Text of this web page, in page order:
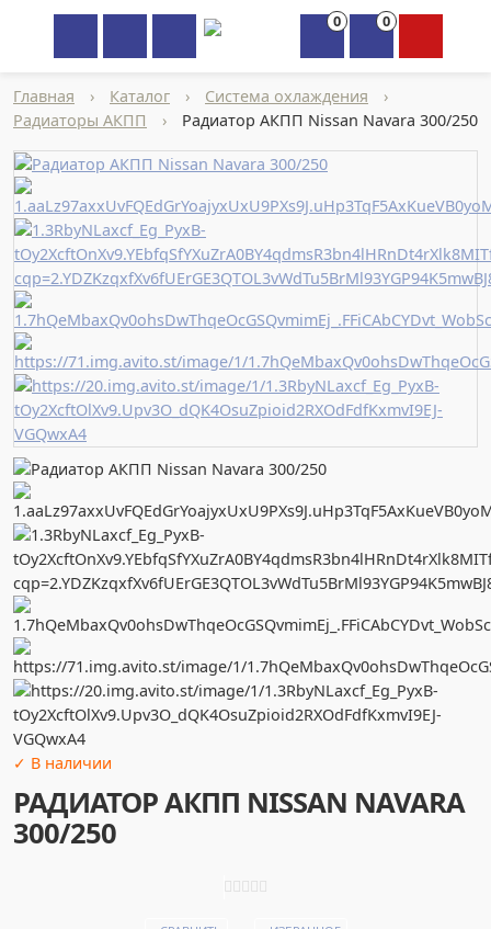
0 0
×
Главная › Каталог › Система охлаждения
›
Радиаторы АКПП
› Радиатор АКПП Nissan Navara 300/250
✓ В наличии
РАДИАТОР АКПП NISSAN NAVARA
300/250